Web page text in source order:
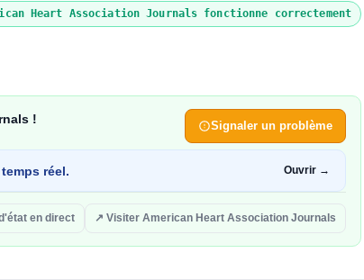
Heart Association Journals fonctionne correctement
! Signaler un problème
réel. Ouvrir →
en direct ↗ Visiter American Heart Association Journals